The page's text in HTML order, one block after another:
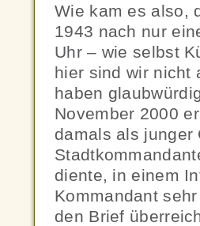
Wie kam es also,
1943 nach nur
Uhr – wie selbst
hier sind wir nicht
haben
November 2000
damals als junger
diente, in einem
Kommandant
den Brief